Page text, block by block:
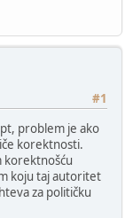
#1
problem je ako
korektnosti.
korektnošću
koju taj autoritet
za političku